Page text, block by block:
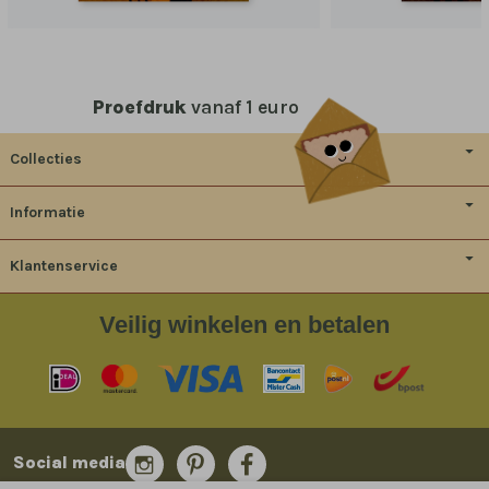
Proefdruk vanaf 1 euro
Collecties
Informatie
Klantenservice
Veilig winkelen en betalen
Social media